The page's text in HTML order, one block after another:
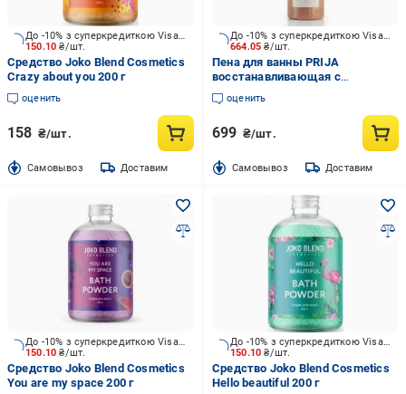
150.10₴/шт.
До -10% з суперкредиткою Visa Вигода
Средство Joko Blend Cosmetics
Crazy about you 200 г
оценить
158 ₴/шт.
Cамовывоз Доставим
664.05₴/шт.
До -10% з суперкредиткою Visa Вигода
Пена для ванны PRIJA
восстанавливающая с
женьшенем 380 мл
оценить
699 ₴/шт.
Cамовывоз Доставим
150.10₴/шт.
До -10% з суперкредиткою Visa Вигода
Средство Joko Blend Cosmetics
You are my space 200 г
150.10₴/шт.
До -10% з суперкредиткою Visa Вигода
Средство Joko Blend Cosmetics
Hello beautiful 200 г